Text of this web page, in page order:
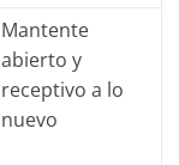
Mantente
abierto y
receptivo a lo
nuevo